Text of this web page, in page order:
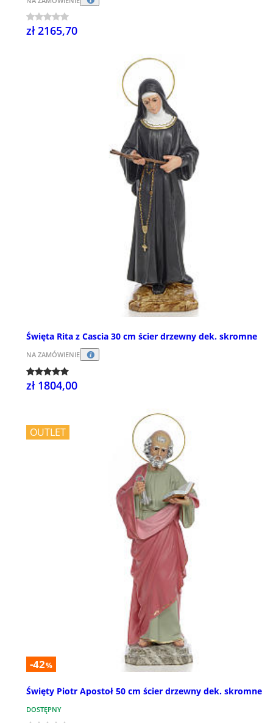
zł 2165,70
Święta Rita z Cascia 30 cm ścier drzewny dek. skromne
NA ZAMÓWIENIE
zł 1804,00
OUTLET
-42%
Święty Piotr Apostoł 50 cm ścier drzewny dek. skromne
DOSTĘPNY